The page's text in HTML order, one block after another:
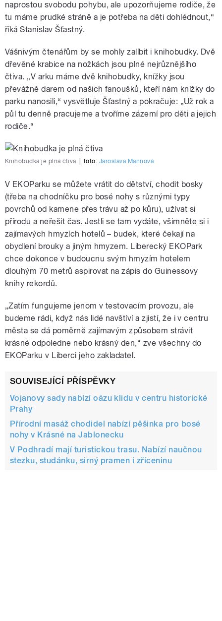
naprostou svobodu pohybu, ale upozorňujeme rodiče, že
tu máme prudké stráně a je potřeba na děti dohlédnout,“
říká Stanislav Šťastný.
Vášnivým čtenářům by se mohly zalíbit i knihobudky. Dvě
dřevěné krabice na nožkách jsou plné nejrůznějšího
čtiva. „V arku máme dvě knihobudky, knížky jsou
převážně darem od našich fanoušků, kteří nám knížky do
parku nanosili,“ vysvětluje Šťastný a pokračuje: „Už rok a
půl tu denně pracujeme a tvoříme zázemí pro děti a jejich
rodiče.“
Knihobudka je plná čtiva foto: Jaroslava Mannová
V EKOParku se můžete vrátit do dětství, chodit bosky
(třeba na chodníčku pro bosé nohy s různými typy
povrchů od kamene přes trávu až po kůru), užívat si
přírodu a neřešit čas. Jestli se tam vydáte, všimněte si i
zajímavých hmyzích hotelů – budek, které čekají na
obydlení brouky a jiným hmyzem. Liberecký EKOPark
chce dokonce v budoucnu svým hmyzím hotelem
dlouhým 70 metrů aspirovat na zápis do Guinessovy
knihy rekordů.
„Zatím fungujeme jenom v testovacím provozu, ale
budeme rádi, když nás lidé navštíví a zjistí, že i v centru
města se dá poměrně zajímavým způsobem strávit
krásné odpoledne nebo krásný den,“ zve všechny do
EKOParku v Liberci jeho zakladatel.
SOUVISEJÍCÍ PŘÍSPĚVKY
Vojanovy sady nabízí oázu klidu v centru historické
Prahy
Přírodní masáž chodidel nabízí pěšinka pro bosé
nohy v Krásné na Jablonecku
V Podhradí mají turistickou trasu. Nabízí naučnou
stezku, studánku, sirný pramen i zříceninu